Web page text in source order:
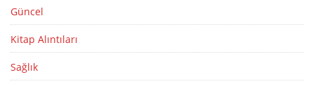
Güncel
Kitap Alıntıları
Sağlık